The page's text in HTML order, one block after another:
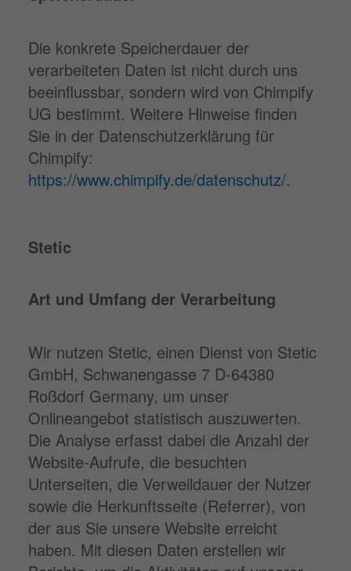
Die konkrete Speicherdauer der
verarbeiteten Daten ist nicht durch uns
beeinflussbar, sondern wird von Chimpify
UG bestimmt. Weitere Hinweise finden
Sie in der Datenschutzerklärung für
Chimpify:
https://www.chimpify.de/datenschutz/.
Stetic
Art und Umfang der Verarbeitung
Wir nutzen Stetic, einen Dienst von Stetic
GmbH, Schwanengasse 7 D-64380
Roßdorf Germany, um unser
Onlineangebot statistisch auszuwerten.
Die Analyse erfasst dabei die Anzahl der
Website-Aufrufe, die besuchten
Unterseiten, die Verweildauer der Nutzer
sowie die Herkunftsseite (Referrer), von
der aus Sie unsere Website erreicht
haben. Mit diesen Daten erstellen wir